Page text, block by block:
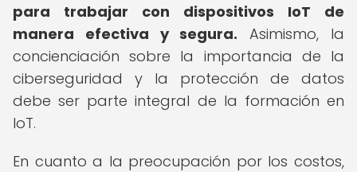
para trabajar con dispositivos IoT de
manera efectiva y segura. Asimismo, la
concienciación sobre la importancia de la
ciberseguridad y la protección de datos
debe ser parte integral de la formación en
IoT.
En cuanto a la preocupación por los costos,